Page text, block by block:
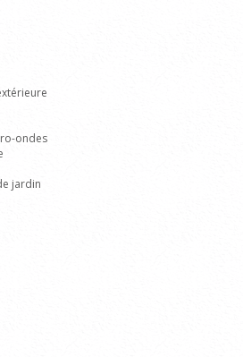
ondes
jardin